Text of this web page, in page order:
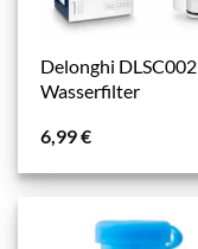
Delonghi DLSC002
Wasserfilter
6,99€